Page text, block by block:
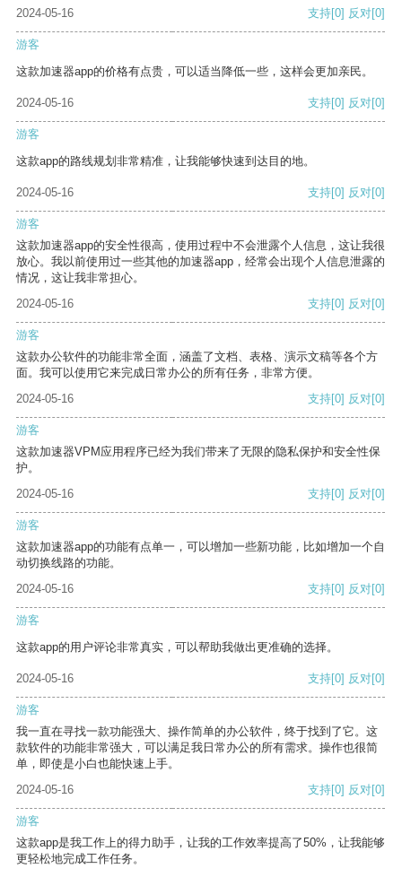
2024-05-16
支持[0] 反对[0]
游客
这款加速器app的价格有点贵，可以适当降低一些，这样会更加亲民。
2024-05-16 支持[0] 反对[0]
游客
这款app的路线规划非常精准，让我能够快速到达目的地。
2024-05-16 支持[0] 反对[0]
游客
这款加速器app的安全性很高，使用过程中不会泄露个人信息，这让我很
放心。我以前使用过一些其他的加速器app，经常会出现个人信息泄露的
情况，这让我非常担心。
2024-05-16
支持[0] 反对[0]
游客
这款办公软件的功能非常全面，涵盖了文档、表格、演示文稿等各个方
面。我可以使用它来完成日常办公的所有任务，非常方便。
2024-05-16
支持[0] 反对[0]
游客
这款加速器VPM应用程序已经为我们带来了无限的隐私保护和安全性保
护。
2024-05-16
支持[0] 反对[0]
游客
这款加速器app的功能有点单一，可以增加一些新功能，比如增加一个自
动切换线路的功能。
2024-05-16
支持[0] 反对[0]
游客
这款app的用户评论非常真实，可以帮助我做出更准确的选择。
2024-05-16 支持[0] 反对[0]
游客
我一直在寻找一款功能强大、操作简单的办公软件，终于找到了它。这
款软件的功能非常强大，可以满足我日常办公的所有需求。操作也很简
单，即使是小白也能快速上手。
2024-05-16
支持[0] 反对[0]
游客
这款app是我工作上的得力助手，让我的工作效率提高了50%，让我能够
更轻松地完成工作任务。